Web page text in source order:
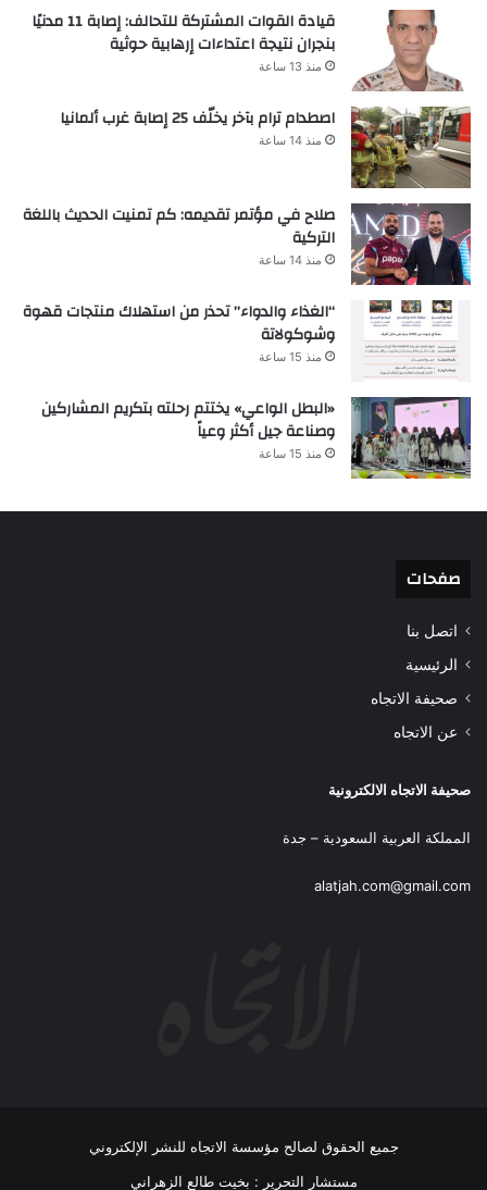
قيادة القوات المشتركة للتحالف: إصابة 11 مدنيًا
بنجران نتيجة اعتداءات إرهابية حوثية
منذ 13 ساعة
اصطدام ترام بآخر يخلّف 25 إصابة غرب ألمانيا
منذ 14 ساعة
صلاح في مؤتمر تقديمه: كم تمنيت الحديث باللغة
التركية
منذ 14 ساعة
“الغذاء والدواء” تحذر من استهلاك منتجات قهوة
وشوكولاتة
منذ 15 ساعة
«البطل الواعي» يختتم رحلته بتكريم المشاركين
وصناعة جيل أكثر وعياً
منذ 15 ساعة
صفحات
اتصل بنا
الرئيسية
صحيفة الاتجاه
عن الاتجاه
صحيفة الاتجاه الالكترونية
المملكة العربية السعودية – جدة
alatjah.com@gmail.com
جميع الحقوق لصالح مؤسسة الاتجاه للنشر الإلكتروني
مستشار التحرير : بخيت طالع الزهراني